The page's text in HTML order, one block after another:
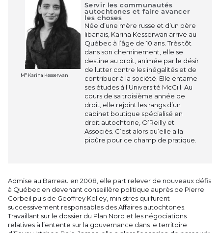
Me Karina Kesserwan
Servir les communautés
autochtones et faire avancer
les choses
Née d’une mère russe et d’un père
libanais, Karina Kesserwan arrive au
Québec à l’âge de 10 ans. Très tôt
dans son cheminement, elle se
destine au droit, animée par le désir
de lutter contre les inégalités et de
contribuer à la société. Elle entame
ses études à l’Université McGill. Au
cours de sa troisième année de
droit, elle rejoint les rangs d’un
cabinet boutique spécialisé en
droit autochtone, O’Reilly et
Associés. C’est alors qu’elle a la
piqûre pour ce champ de pratique.
Admise au Barreau en 2008, elle part relever de nouveaux défis
à Québec en devenant conseillère politique auprès de Pierre
Corbeil puis de Geoffrey Kelley, ministres qui furent
successivement responsables des Affaires autochtones.
Travaillant sur le dossier du Plan Nord et les négociations
relatives à l’entente sur la gouvernance dans le territoire